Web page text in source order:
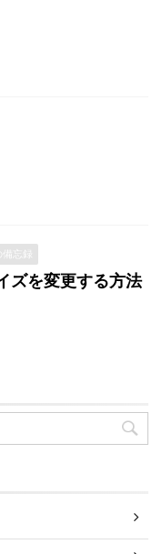
忘録
ズを変更する方法